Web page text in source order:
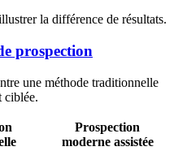
la différence de résultats.
prospection
une méthode traditionnelle
ciblée.
Prospection
moderne assistée